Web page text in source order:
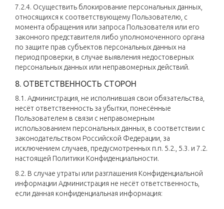
7.2.4. Осуществить блокирование персональных данных,
относящихся к соответствующему Пользователю, с
момента обращения или запроса Пользователя или его
законного представителя либо уполномоченного органа
по защите прав субъектов персональных данных на
период проверки, в случае выявления недостоверных
персональных данных или неправомерных действий.
8. ОТВЕТСТВЕННОСТЬ СТОРОН
8.1. Администрация, не исполнившая свои обязательства,
несёт ответственность за убытки, понесённые
Пользователем в связи с неправомерным
использованием персональных данных, в соответствии с
законодательством Российской Федерации, за
исключением случаев, предусмотренных п.п. 5.2., 5.3. и 7.2.
настоящей Политики Конфиденциальности.
8.2. В случае утраты или разглашения Конфиденциальной
информации Администрация не несёт ответственность,
если данная конфиденциальная информация: